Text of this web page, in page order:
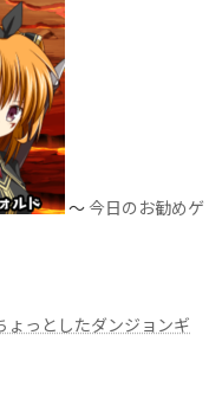
～ 今日のお勧めゲ
ょっとしたダンジョンギ